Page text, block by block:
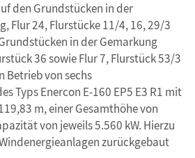
den Grundstücken in der
Flur 24, Flurstücke 11/4, 16, 29/3
in der Gemarkung
36 sowie Flur 7, Flurstück 53/3
Betrieb von sechs
Typs Enercon E-160 EP5 E3 R1 mit
m, einer Gesamthöhe von
von jeweils 5.560 kW. Hierzu
zurückgebaut